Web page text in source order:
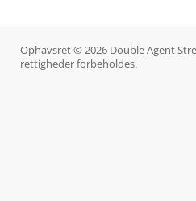
Ophavsret © 2026 Double Agent
rettigheder forbeholdes.